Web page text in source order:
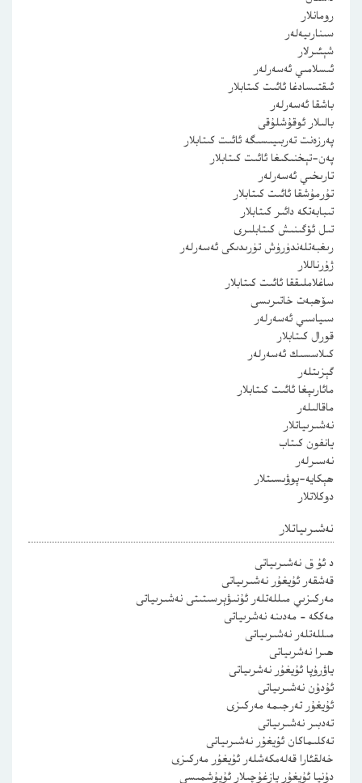
رومانلار
سىنارىيەلەر
شېئىرلار
ئىسلامىي ئەسەرلەر
ئىقتىسادغا ئائىت كىتابلار
باشقا ئەسەرلەر
بالىلار ئوقۇشلۇقى
پەرزەنت تەربىيىسىگە ئائىت كىتابلار
پەن-تېخنىكىغا ئائىت كىتابلار
تارىخىي ئەسەرلەر
تۇرمۇشقا ئائىت كىتابلار
تىبابەتكە دائىر كىتابلار
تىل ئۆگىنىش كىتابلىرى
رىغبەتلەندۈرۈش تۈرىدىكى ئەسەرلەر
ژۇرناللار
ساغلاملىققا ئائىت كىتابلار
سۆھبەت خاتىرىسى
سىياسىي ئەسەرلەر
قورال كىتابلار
كىلاسسىك ئەسەرلەر
گېزىتلەر
مائارىپغا ئائىت كىتابلار
ماقالىلەر
نەشىرىياتلار
يانفون كىتاب
نەسىرلەر
ھېكايە-پوۋىسىتلار
دوكلاتلار
نەشىرىياتلار
د ئۇ ق نەشىرىياتى
قەشقەر ئۇيغۇر نەشىرىياتى
مەركىزىي مىللەتلەر ئۇنىۋېرسىتىتى نەشىرىياتى
مەككە – مەدىنە نەشرىياتى
مىللەتلەر نەشىرىياتى
ھىرا نەشرىياتى
ياۋرۇپا ئۇيغۇر نەشرىياتى
ئۇدۇن نەشىرىياتى
ئۇيغۇر تەرجىمە مەركىزى
تەدبىر نەشىرىياتى
تەكلىماكان ئۇيغۇر نەشىرىياتى
خەلقئارا قەلەمكەشلەر ئۇيغۇر مەركىزى
دۇنيا ئۇيغۇر يازغۇچىلار ئۇيۇشمىسى